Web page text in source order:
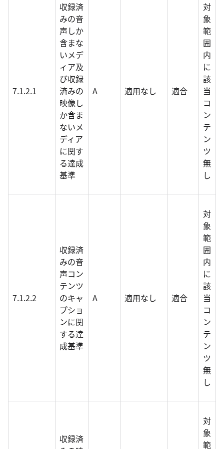
7.1.2.1
収録済
みの音
声しか
含まな
いメデ
ィア及
び収録
済みの
映像し
か含ま
ないメ
ディア
に関す
る達成
基準
A 適用なし 適合
対
象
範
囲
内
に
該
当
コ
ン
テ
ン
ツ
無
し
7.1.2.2
収録済
みの音
声コン
テンツ
のキャ
プショ
ンに関
する達
成基準
A 適用なし 適合
対
象
範
囲
内
に
該
当
コ
ン
テ
ン
ツ
無
し
収録済
対
象
範